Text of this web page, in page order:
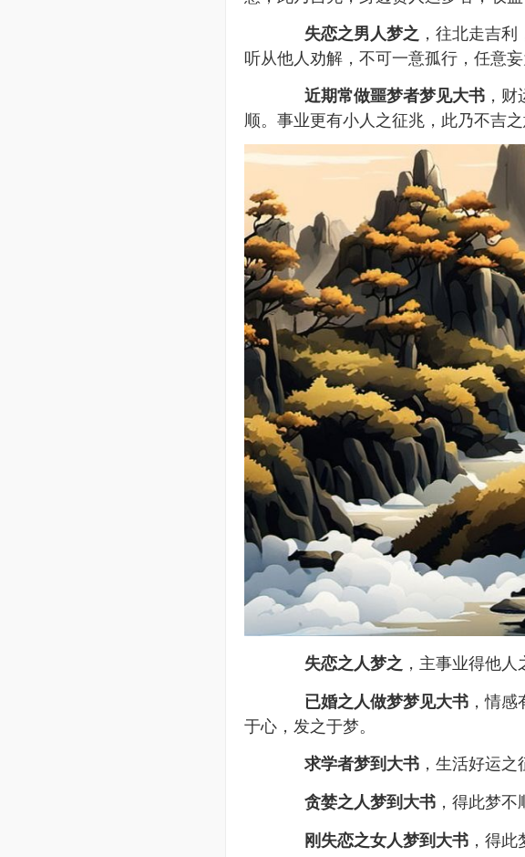
失恋之男人梦之 ，往北走吉
听从他人劝解，不可一意孤行，任意妄
近期常做噩梦者梦见大书 ，
顺。事业更有小人之征兆，此乃不吉之
失恋之人梦之 ，主事业得他
已婚之人做梦梦见大书 ，情
于心，发之于梦。
求学者梦到大书 ，生活好运
贪婪之人梦到大书 ，得此梦
刚失恋之女人梦到大书 ，得